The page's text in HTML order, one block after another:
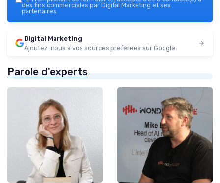
des fins commerciales par Digital Marketing et ses
partenaires.
Digital Marketing
Ajoutez-nous à vos sources préférées sur Google
Parole d'experts